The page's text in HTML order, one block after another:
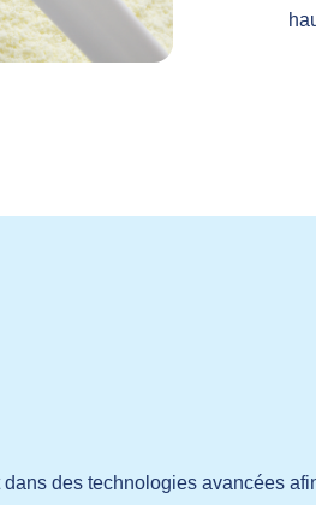
des technologies avancées